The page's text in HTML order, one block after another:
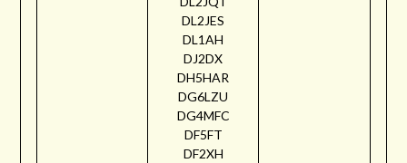
DL2JES
DL1AH
DJ2DX
DH5HAR
DG6LZU
DG4MFC
DF5FT
DF2XH